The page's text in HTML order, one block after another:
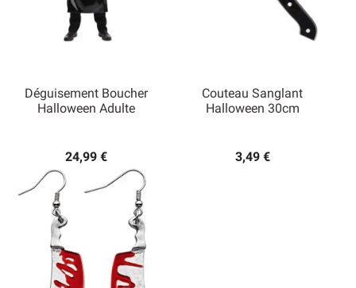
Déguisement Boucher
Halloween Adulte
24,99 €
Couteau Sanglant
Halloween 30cm
3,49 €